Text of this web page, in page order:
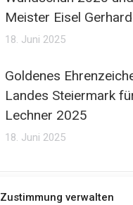
Zustimmung verwalten
Meister Eisel Gerhard
18. Juni 2025
Goldenes
Landes Steiermark
Lechner 2025
18. Juni 2025